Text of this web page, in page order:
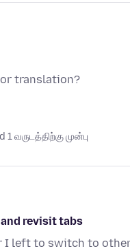
translation?
1 வருடத்திற்கு முன்பு
revisit tabs
I left to switch to